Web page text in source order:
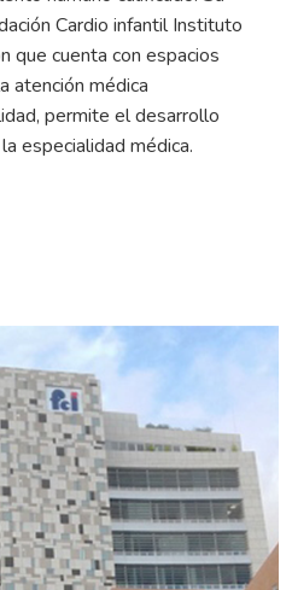
Cardio infantil Instituto
que cuenta con espacios
atención médica
permite el desarrollo
especialidad médica.